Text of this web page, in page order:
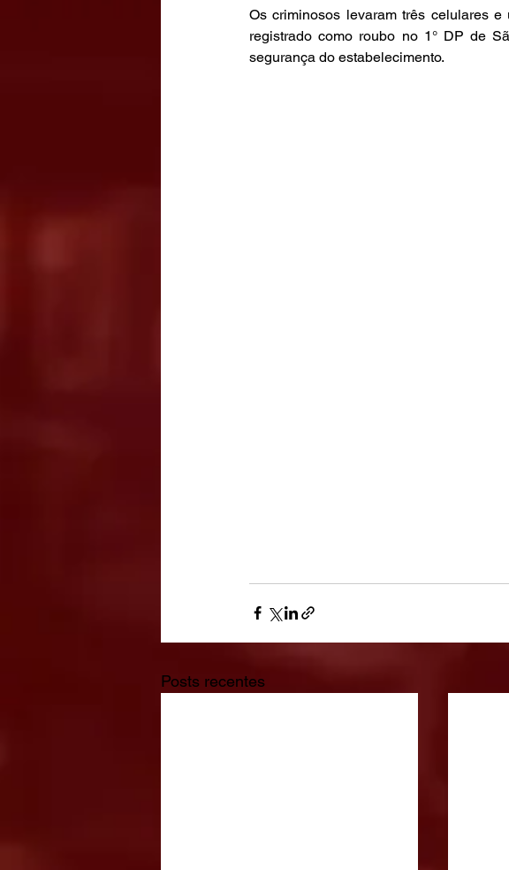
Os criminosos levaram três celulares
registrado como roubo no 1° DP de
segurança do estabelecimento.
Posts recentes